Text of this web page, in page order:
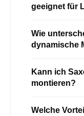
geeignet für
Wie
dynamische
Kann ich
montieren?
Welche